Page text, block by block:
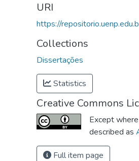
URI
https://
Collections
Dissertações
Statistics
Creative Commons
Except
described as
Full item page